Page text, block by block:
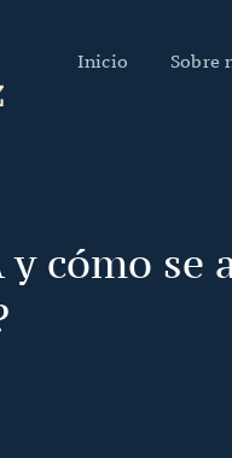
Inicio Sobre
y cómo se